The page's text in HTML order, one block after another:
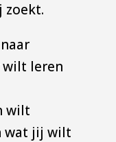
zoekt.
wilt leren
wilt
wat jij wilt